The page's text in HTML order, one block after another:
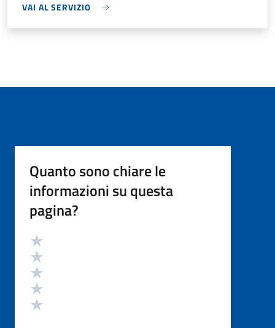
VAI AL SERVIZIO
Quanto sono chiare le
informazioni su questa
pagina?
Valutazione